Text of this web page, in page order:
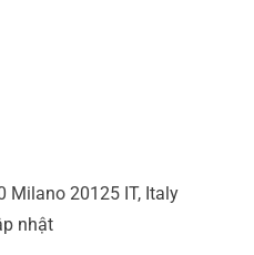
Milano 20125 IT, Italy
nhật